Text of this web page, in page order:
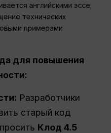
английскими эссе;
технических
примерами
для повышения
Разработчики
старый код
Клод 4.5